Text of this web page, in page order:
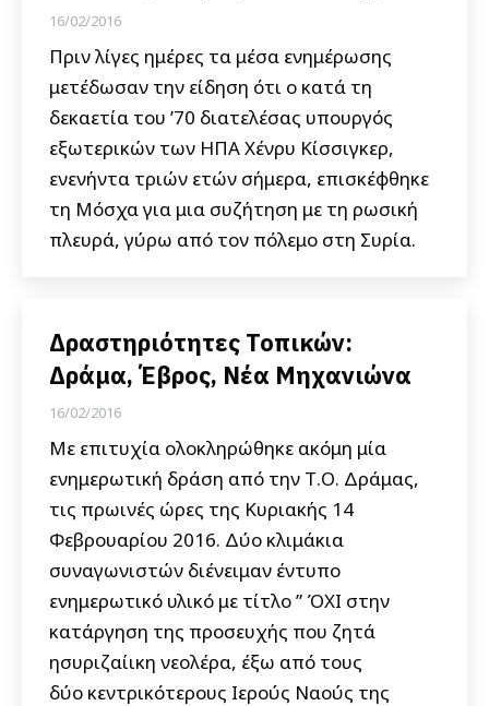
16/02/2016
Πριν λίγες ημέρες τα μέσα ενημέρωσης
μετέδωσαν την είδηση ότι ο κατά τη
δεκαετία του ’70 διατελέσας υπουργός
εξωτερικών των ΗΠΑ Χένρυ Κίσσιγκερ,
ενενήντα τριών ετών σήμερα, επισκέφθηκε
τη Μόσχα για μια συζήτηση με τη ρωσική
πλευρά, γύρω από τον πόλεμο στη Συρία.
Δραστηριότητες Τοπικών:
Δράμα, Έβρος, Νέα Μηχανιώνα
16/02/2016
Με επιτυχία ολοκληρώθηκε ακόμη μία
ενημερωτική δράση από την Τ.Ο. Δράμας,
τις πρωινές ώρες της Κυριακής 14
Φεβρουαρίου 2016. Δύο κλιμάκια
συναγωνιστών διένειμαν έντυπο
ενημερωτικό υλικό με τίτλο ” ΌΧΙ στην
κατάργηση της προσευχής που ζητά
ησυριζαίικη νεολέρα, έξω από τους
δύο κεντρικότερους Ιερούς Ναούς της